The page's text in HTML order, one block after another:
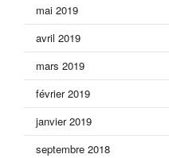
mai 2019
avril 2019
mars 2019
février 2019
janvier 2019
septembre 2018